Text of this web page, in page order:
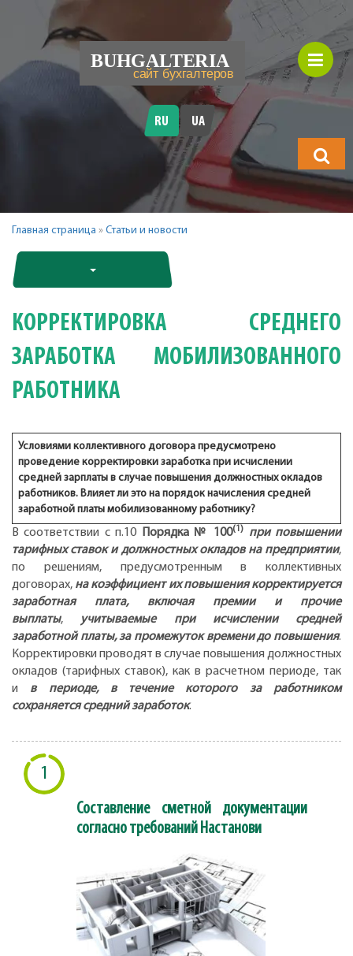
будете
искать?
RU UA
Главная страница » Статьи и новости
КОРРЕКТИРОВКА СРЕДНЕГО
ЗАРАБОТКА МОБИЛИЗОВАННОГО
РАБОТНИКА
Условиями коллективного договора предусмотрено
проведение корректировки заработка при исчислении
средней зарплаты в случае повышения должностных окладов
работников. Влияет ли это на порядок начисления средней
заработной платы мобилизованному работнику?
В соответствии с п.10 Порядка № 100(1)
при повышении
тарифных ставок и должностных окладов на предприятии,
по решениям, предусмотренным в коллективных
договорах, на коэффициент их повышения корректируется
заработная плата, включая премии и прочие
выплаты,
учитываемые при исчислении средней
заработной платы, за промежуток времени до повышения.
Корректировки проводят в случае повышения должностных
окладов (тарифных ставок), как в расчетном периоде, так
и в периоде, в течение которого за работником
сохраняется средний заработок.
1
Составление сметной документации
согласно требований Настанови